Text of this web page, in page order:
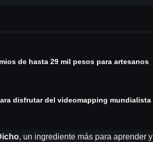
de hasta 29 mil pesos para artesanos
disfrutar del videomapping mundialista
, un ingrediente más para aprender y